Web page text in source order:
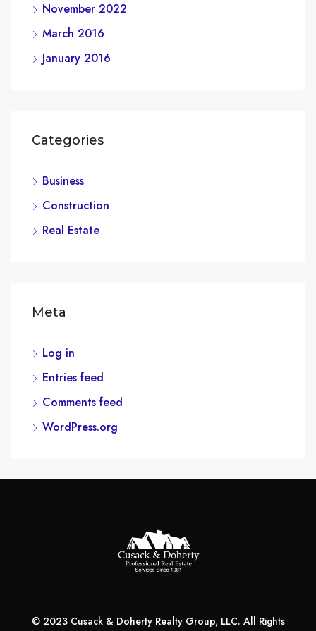
November 2022
March 2016
January 2016
Categories
Business
Construction
Real Estate
Meta
Log in
Entries feed
Comments feed
WordPress.org
© 2023 Cusack & Doherty Realty Group, LLC. All Rights